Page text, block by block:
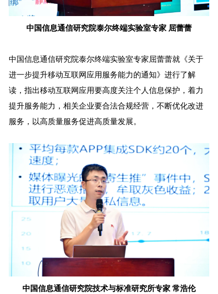
中国信息通信研究院泰尔终端实验室专家 屈蕾蕾
中国信息通信研究院泰尔终端实验室专家屈蕾蕾就《关于
进一步提升移动互联网应用服务能力的通知》进行了解
读，指出移动互联网应用要高度关注个人信息保护，着力
提升服务能力，相关企业要合法合规经营，不断优化改进
服务，以高质量服务促进高质量发展。
中国信息通信研究院技术与标准研究所专家 常浩伦